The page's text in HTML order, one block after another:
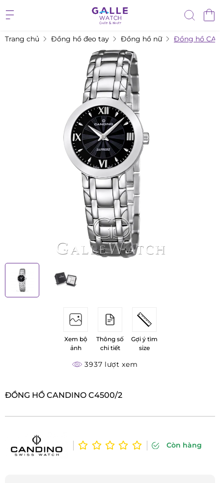
Trang chủ Đồng hồ đeo tay Đồng hồ nữ Đồng hồ
Xem bộ
ảnh
Thông số
chi tiết
Gợi ý tìm
size
3937 lượt xem
ĐỒNG HỒ CANDINO C4500/2
Còn hàng